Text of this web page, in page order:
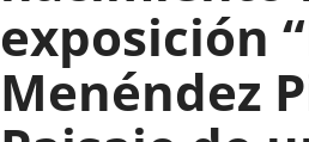
exposición
Menéndez